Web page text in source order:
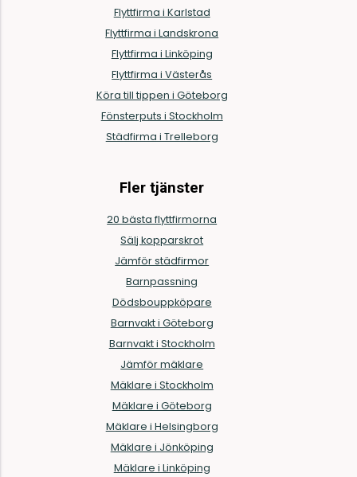
Flyttfirma i Karlstad
Flyttfirma i Landskrona
Flyttfirma i Linköping
Flyttfirma i Västerås
Köra till tippen i Göteborg
Fönsterputs i Stockholm
Städfirma i Trelleborg
Fler tjänster
20 bästa flyttfirmorna
Sälj kopparskrot
Jämför städfirmor
Barnpassning
Dödsbouppköpare
Barnvakt i Göteborg
Barnvakt i Stockholm
Jämför mäklare
Mäklare i Stockholm
Mäklare i Göteborg
Mäklare i Helsingborg
Mäklare i Jönköping
Mäklare i Linköping